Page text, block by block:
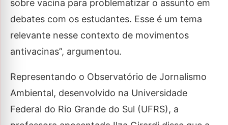
sobre vacina para problematizar o assunto em
debates com os estudantes. Esse é um tema
relevante nesse contexto de movimentos
antivacinas”, argumentou.
Representando o Observatório de Jornalismo
Ambiental, desenvolvido na Universidade
Federal do Rio Grande do Sul (UFRS), a